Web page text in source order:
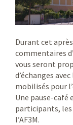
Durant cet
commentaires
vous seront
d’échanges
mobilisés pour
Une pause-café
participants, les
l’AF3M.